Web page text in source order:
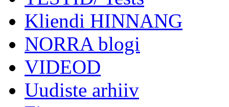
Kliendi HINNANG
NORRA blogi
VIDEOD
Uudiste arhiiv